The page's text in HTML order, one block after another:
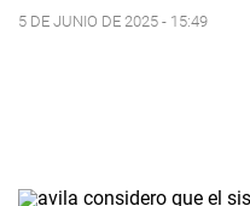
5 DE JUNIO DE 2025 - 15:49